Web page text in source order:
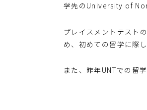
学先のUniversity of
プレイスメントテスト
め、初めての留学に際
また、昨年UNTでの留